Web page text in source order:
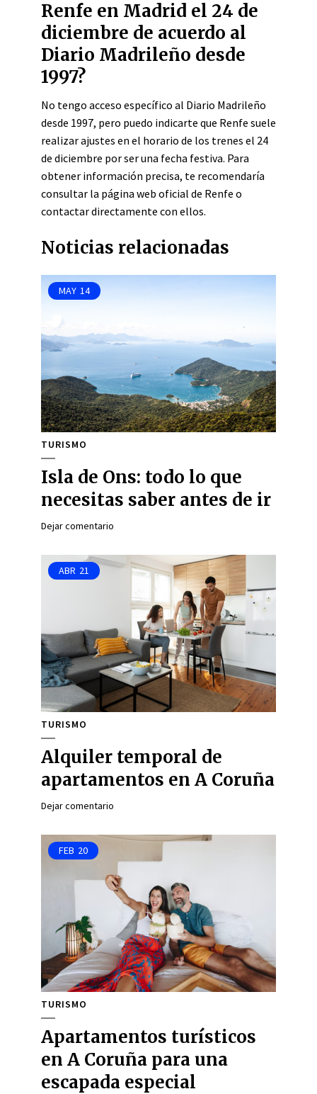
Renfe en Madrid el 24 de
diciembre de acuerdo al
Diario Madrileño desde
1997?
No tengo acceso específico al Diario Madrileño
desde 1997, pero puedo indicarte que Renfe suele
realizar ajustes en el horario de los trenes el 24
de diciembre por ser una fecha festiva. Para
obtener información precisa, te recomendaría
consultar la página web oficial de Renfe o
contactar directamente con ellos.
Noticias relacionadas
MAY 14
TURISMO
Isla de Ons: todo lo que
necesitas saber antes de ir
Dejar comentario
ABR 21
TURISMO
Alquiler temporal de
apartamentos en A Coruña
Dejar comentario
FEB 20
TURISMO
Apartamentos turísticos
en A Coruña para una
escapada especial